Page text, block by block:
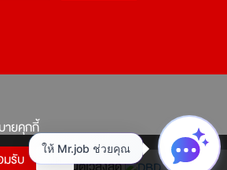
รับ ปิด
ายคุกกี้